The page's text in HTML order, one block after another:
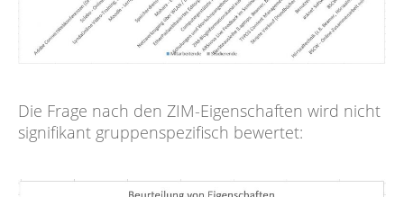
Die Frage nach den ZIM-Eigenschaften wird nicht
signifikant gruppenspezifisch bewertet: